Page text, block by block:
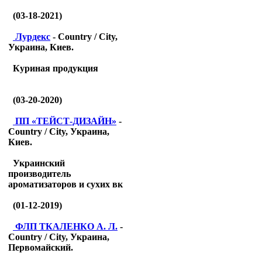
(03-18-2021)
Лурдекс - Country / City,
Украина, Киев.
Куриная продукция
(03-20-2020)
ПП «ТЕЙСТ-ДИЗАЙН» -
Country / City, Украина,
Киев.
Украинский
производитель
ароматизаторов и сухих вк
(01-12-2019)
ФЛП ТКАЛЕНКО А. Л. -
Country / City, Украина,
Первомайский.